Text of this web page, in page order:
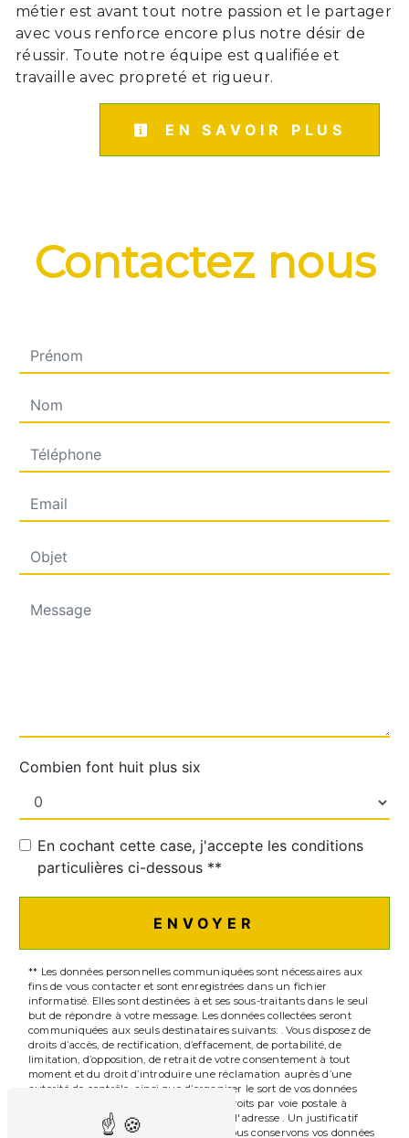
métier est avant tout notre passion et le partager
avec vous renforce encore plus notre désir de
réussir. Toute notre équipe est qualifiée et
travaille avec propreté et rigueur.
EN SAVOIR PLUS
Contactez nous
Combien font huit plus six
En cochant cette case, j'accepte les conditions
particulières ci-dessous **
ENVOYER
** Les données personnelles communiquées sont nécessaires aux
fins de vous contacter et sont enregistrées dans un fichier
informatisé. Elles sont destinées à et ses sous-traitants dans le seul
but de répondre à votre message. Les données collectées seront
communiquées aux seuls destinataires suivants: . Vous disposez de
droits d’accès, de rectification, d’effacement, de portabilité, de
limitation, d’opposition, de retrait de votre consentement à tout
moment et du droit d’introduire une réclamation auprès d’une
autorité de contrôle, ainsi que d’organiser le sort de vos données
post-mortem. Vous pouvez exercer ces droits par voie postale à
l'adresse ou par courrier électronique à l'adresse . Un justificatif
d'identité pourra vous être demandé. Nous conservons vos données